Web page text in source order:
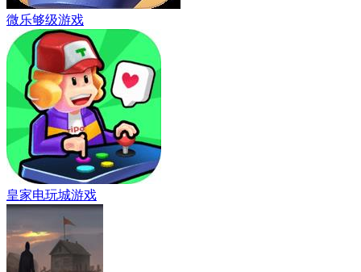
微乐够级游戏
皇家电玩城游戏